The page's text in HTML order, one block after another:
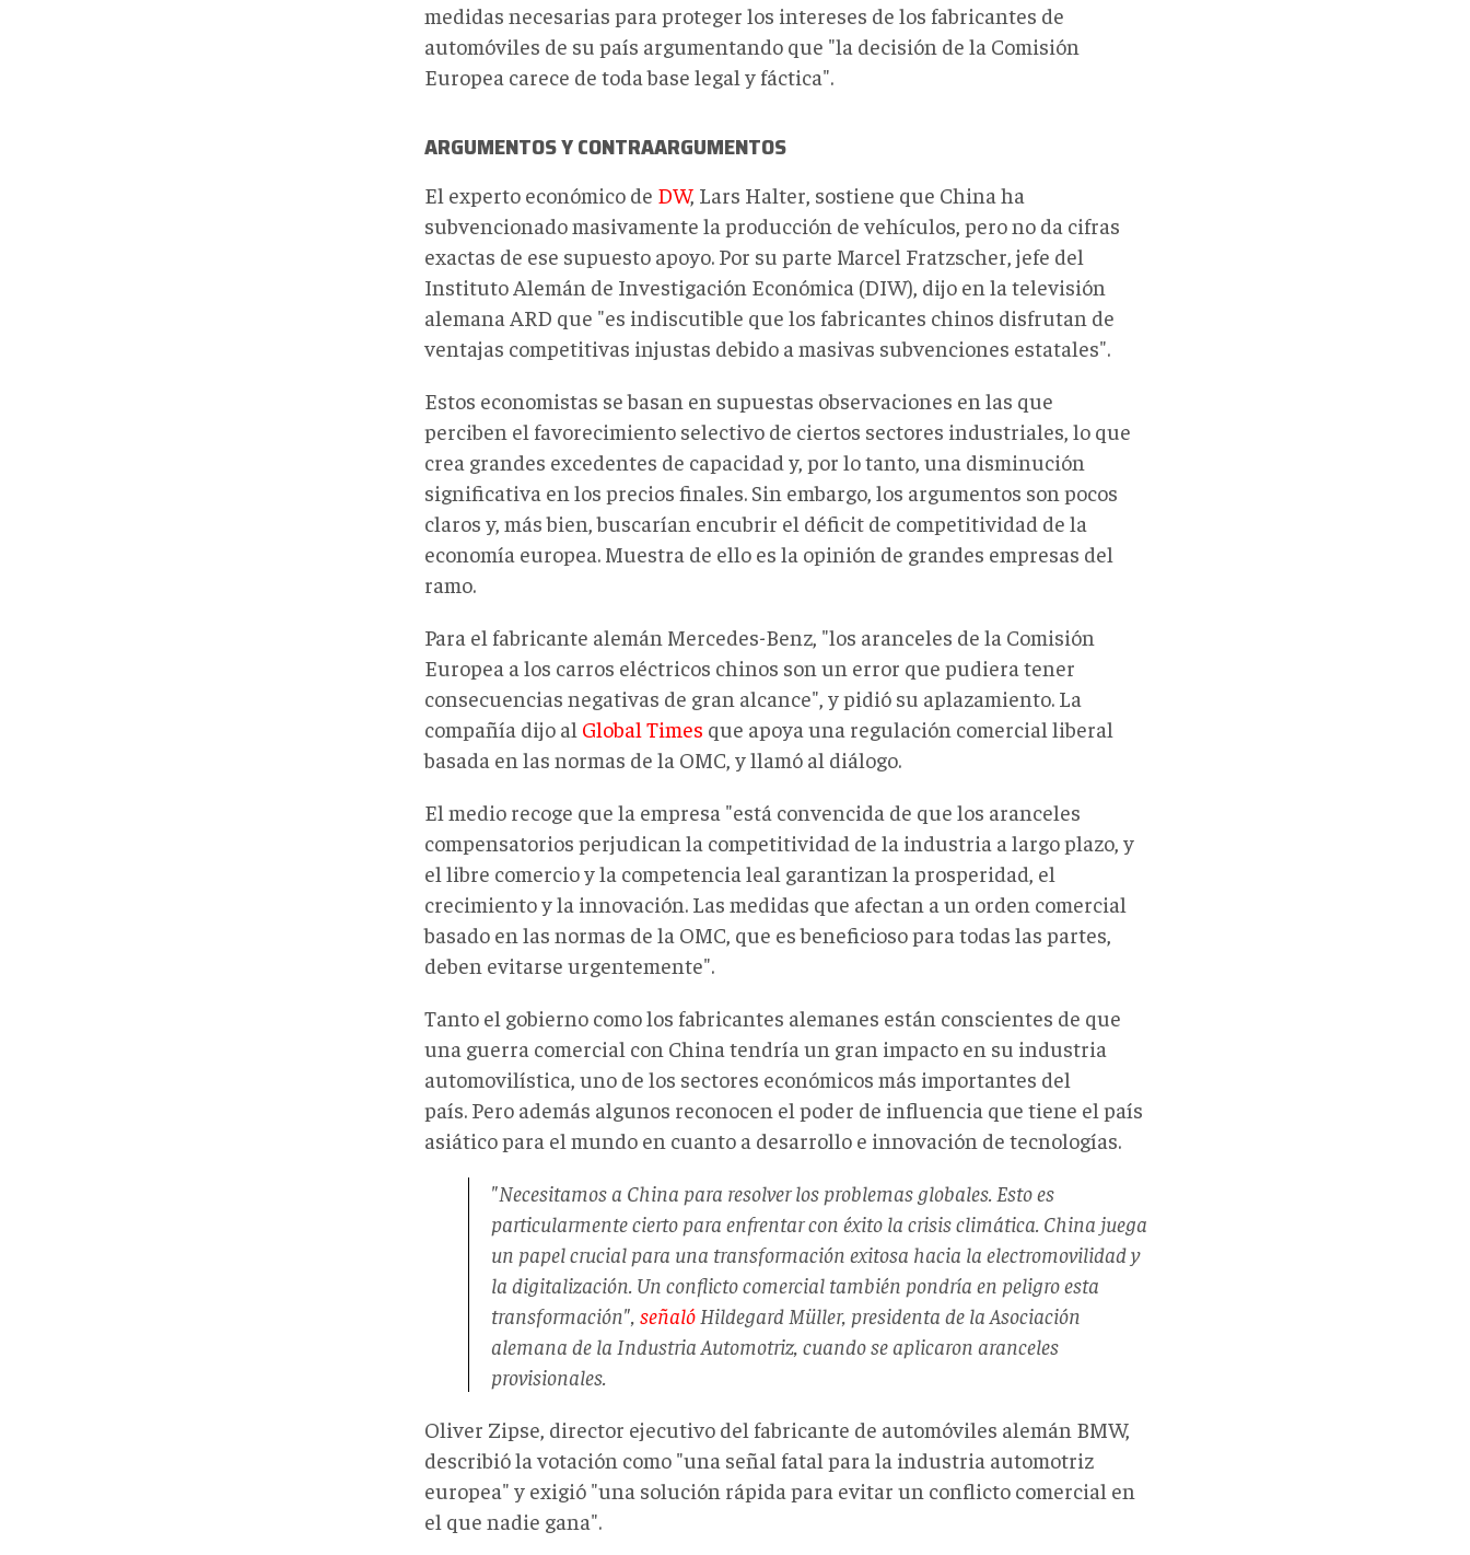
medidas necesarias para proteger los intereses de los fabricantes de
automóviles de su país argumentando que "la decisión de la Comisión
Europea carece de toda base legal y fáctica".
ARGUMENTOS Y CONTRAARGUMENTOS
El experto económico de DW, Lars Halter, sostiene que China ha
subvencionado masivamente la producción de vehículos, pero no da cifras
exactas de ese supuesto apoyo. Por su parte Marcel Fratzscher, jefe del
Instituto Alemán de Investigación Económica (DIW), dijo en la televisión
alemana ARD que "es indiscutible que los fabricantes chinos disfrutan de
ventajas competitivas injustas debido a masivas subvenciones estatales".
Estos economistas se basan en supuestas observaciones en las que
perciben el favorecimiento selectivo de ciertos sectores industriales, lo que
crea grandes excedentes de capacidad y, por lo tanto, una disminución
significativa en los precios finales. Sin embargo, los argumentos son pocos
claros y, más bien, buscarían encubrir el déficit de competitividad de la
economía europea. Muestra de ello es la opinión de grandes empresas del
ramo.
Para el fabricante alemán Mercedes-Benz, "los aranceles de la Comisión
Europea a los carros eléctricos chinos son un error que pudiera tener
consecuencias negativas de gran alcance", y pidió su aplazamiento. La
compañía dijo al Global Times que apoya una regulación comercial liberal
basada en las normas de la OMC, y llamó al diálogo.
El medio recoge que la empresa "está convencida de que los aranceles
compensatorios perjudican la competitividad de la industria a largo plazo, y
el libre comercio y la competencia leal garantizan la prosperidad, el
crecimiento y la innovación. Las medidas que afectan a un orden comercial
basado en las normas de la OMC, que es beneficioso para todas las partes,
deben evitarse urgentemente".
Tanto el gobierno como los fabricantes alemanes están conscientes de que
una guerra comercial con China tendría un gran impacto en su industria
automovilística, uno de los sectores económicos más importantes del
país. Pero además algunos reconocen el poder de influencia que tiene el país
asiático para el mundo en cuanto a desarrollo e innovación de tecnologías.
"Necesitamos a China para resolver los problemas globales. Esto es
particularmente cierto para enfrentar con éxito la crisis climática. China juega
un papel crucial para una transformación exitosa hacia la electromovilidad y
la digitalización. Un conflicto comercial también pondría en peligro esta
transformación", señaló Hildegard Müller, presidenta de la Asociación
alemana de la Industria Automotriz, cuando se aplicaron aranceles
provisionales.
Oliver Zipse, director ejecutivo del fabricante de automóviles alemán BMW,
describió la votación como "una señal fatal para la industria automotriz
europea" y exigió "una solución rápida para evitar un conflicto comercial en
el que nadie gana".